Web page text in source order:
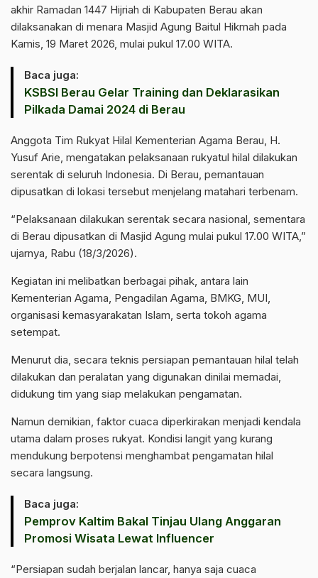
akhir Ramadan 1447 Hijriah di Kabupaten Berau akan
dilaksanakan di menara Masjid Agung Baitul Hikmah pada
Kamis, 19 Maret 2026, mulai pukul 17.00 WITA.
Baca juga:
KSBSI Berau Gelar Training dan Deklarasikan
Pilkada Damai 2024 di Berau
Anggota Tim Rukyat Hilal Kementerian Agama Berau, H.
Yusuf Arie, mengatakan pelaksanaan rukyatul hilal dilakukan
serentak di seluruh Indonesia. Di Berau, pemantauan
dipusatkan di lokasi tersebut menjelang matahari terbenam.
“Pelaksanaan dilakukan serentak secara nasional, sementara
di Berau dipusatkan di Masjid Agung mulai pukul 17.00 WITA,”
ujarnya, Rabu (18/3/2026).
Kegiatan ini melibatkan berbagai pihak, antara lain
Kementerian Agama, Pengadilan Agama, BMKG, MUI,
organisasi kemasyarakatan Islam, serta tokoh agama
setempat.
Menurut dia, secara teknis persiapan pemantauan hilal telah
dilakukan dan peralatan yang digunakan dinilai memadai,
didukung tim yang siap melakukan pengamatan.
Namun demikian, faktor cuaca diperkirakan menjadi kendala
utama dalam proses rukyat. Kondisi langit yang kurang
mendukung berpotensi menghambat pengamatan hilal
secara langsung.
Baca juga:
Pemprov Kaltim Bakal Tinjau Ulang Anggaran
Promosi Wisata Lewat Influencer
“Persiapan sudah berjalan lancar, hanya saja cuaca